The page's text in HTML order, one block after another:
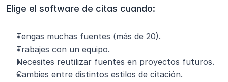
Elige el software de citas cuando:
Tengas muchas fuentes (más de 20).
Trabajes con un equipo.
Necesites reutilizar fuentes en proyectos futuros.
Cambies entre distintos estilos de citación.